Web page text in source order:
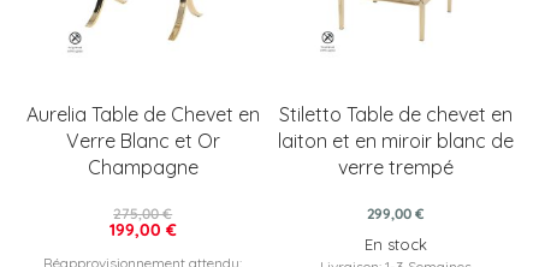
Aurelia Table de Chevet en
Verre Blanc et Or
Champagne
199,00 €
275,00 €
Réapprovisionnement attendu:
Stiletto Table de chevet en
laiton et en miroir blanc de
verre trempé
299,00 €
En stock